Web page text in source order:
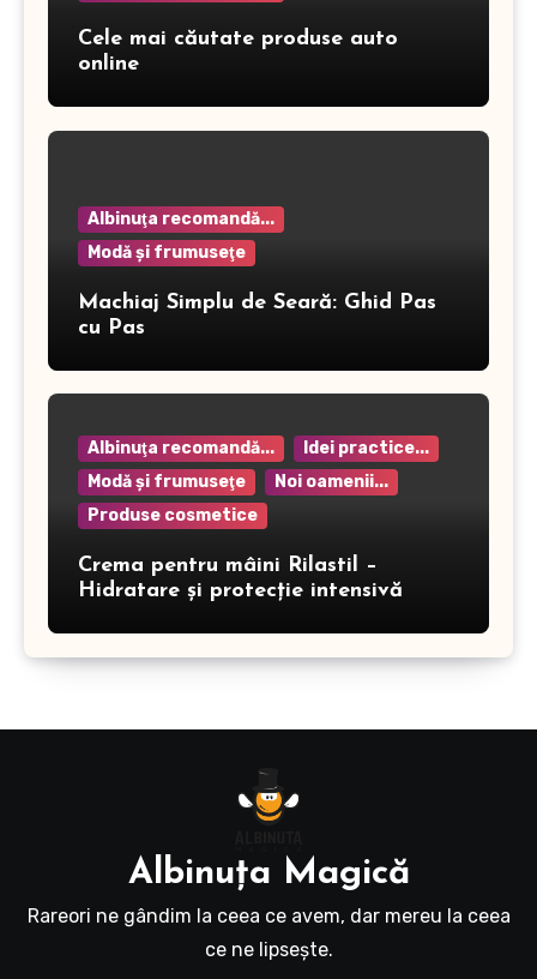
Cele mai căutate produse auto
online
Albinuţa recomandă...
Modă şi frumuseţe
Machiaj Simplu de Seară: Ghid Pas
cu Pas
Albinuţa recomandă...
Idei practice...
Modă şi frumuseţe
Noi oamenii...
Produse cosmetice
Crema pentru mâini Rilastil –
Hidratare și protecție intensivă
Albinuţa Magică
Rareori ne gândim la ceea ce avem, dar mereu la ceea
ce ne lipseşte.